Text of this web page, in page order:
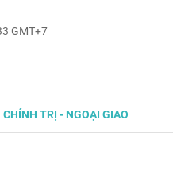
GMT+7
CHÍNH TRỊ - NGOẠI GIAO